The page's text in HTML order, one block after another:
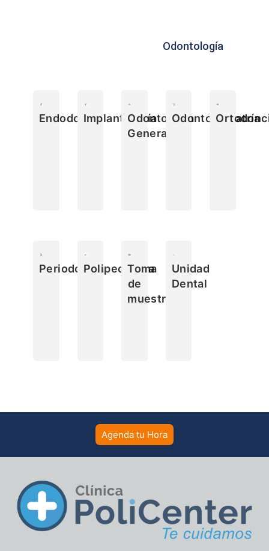
Odontología
EndodonciaImplantologíaOdontología
General
Odontopediatría
PeriodonciaPolipectomia
Toma
de
muestra
Unidad
Dental
Agenda tu Hora